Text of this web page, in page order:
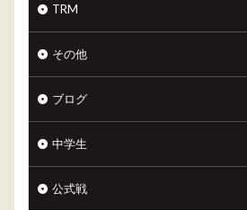
TRM
その他
ブログ
中学生
公式戦